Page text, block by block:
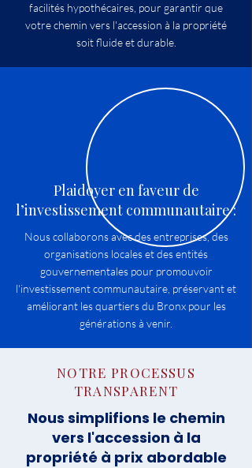
facilités hypothécaires, pour garantir que
votre chemin vers l'accession à la propriété
soit fluide et durable.
Plaidoyer en faveur de
l’investissement communautaire :
Nous collaborons avec des entreprises, des
organisations locales et des entités
gouvernementales pour promouvoir
l'investissement communautaire, préservant et
améliorant les quartiers du Bronx pour les
générations à venir.
NOTRE PROCESSUS
TRANSPARENT
Nous simplifions le chemin
vers l'accession à la
propriété à prix abordable